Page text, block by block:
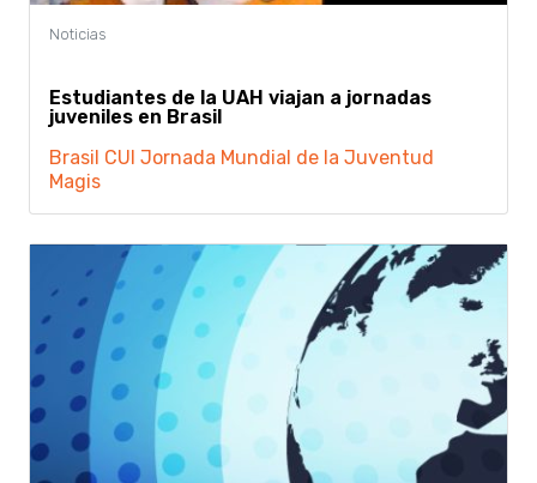
Estudiantes de la UAH viajan a jornadas
juveniles en Brasil
Brasil CUI Jornada Mundial de la Juventud
Magis